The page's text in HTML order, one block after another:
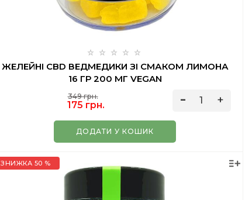
ЖЕЛЕЙНІ CBD ВЕДМЕДИКИ ЗІ СМАКОМ ЛИМОНА
16 ГР 200 МГ VEGAN
349 грн.
175 грн.
ДОДАТИ У КОШИК
ЗНИЖКА 50 %